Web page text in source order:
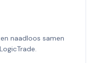
naadloos samen